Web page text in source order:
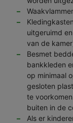
uitgeruimd
van de
Besmet
bankkleden
op minimaal
gesloten
te
buiten in de
Als er